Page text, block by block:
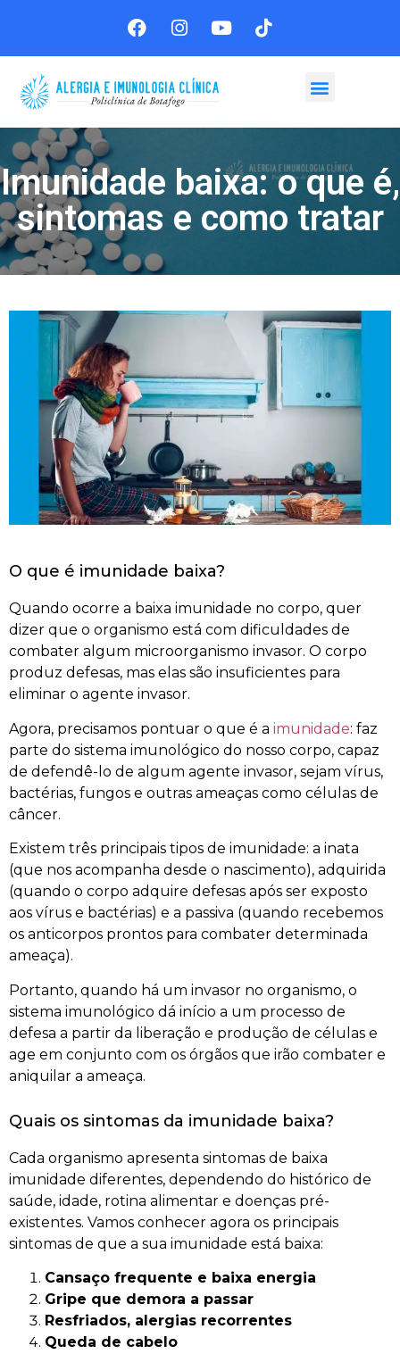
Imunidade baixa: o que é,
sintomas e como tratar
O que é imunidade baixa?
Quando ocorre a baixa imunidade no corpo, quer
dizer que o organismo está com dificuldades de
combater algum microorganismo invasor. O corpo
produz defesas, mas elas são insuficientes para
eliminar o agente invasor.
Agora, precisamos pontuar o que é a imunidade: faz
parte do sistema imunológico do nosso corpo, capaz
de defendê-lo de algum agente invasor, sejam vírus,
bactérias, fungos e outras ameaças como células de
câncer.
Existem três principais tipos de imunidade: a inata
(que nos acompanha desde o nascimento), adquirida
(quando o corpo adquire defesas após ser exposto
aos vírus e bactérias) e a passiva (quando recebemos
os anticorpos prontos para combater determinada
ameaça).
Portanto, quando há um invasor no organismo, o
sistema imunológico dá início a um processo de
defesa a partir da liberação e produção de células e
age em conjunto com os órgãos que irão combater e
aniquilar a ameaça.
Quais os sintomas da imunidade baixa?
Cada organismo apresenta sintomas de baixa
imunidade diferentes, dependendo do histórico de
saúde, idade, rotina alimentar e doenças pré-
existentes. Vamos conhecer agora os principais
sintomas de que a sua imunidade está baixa:
Cansaço frequente e baixa energia
Gripe que demora a passar
Resfriados, alergias recorrentes
Queda de cabelo